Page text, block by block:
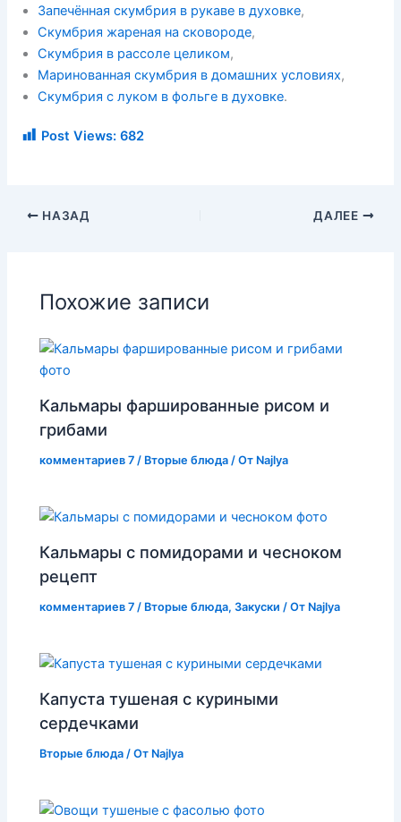
Запечённая скумбрия в рукаве в духовке,
Скумбрия жареная на сковороде,
Скумбрия в рассоле целиком,
Маринованная скумбрия в домашних условиях,
Скумбрия с луком в фольге в духовке.
Post Views: 682
НАЗАД ДАЛЕЕ
Похожие записи
Кальмары фаршированные рисом и
грибами
комментариев 7 / Вторые блюда / От Najlya
Кальмары с помидорами и чесноком
рецепт
комментариев 7 / Вторые блюда,Закуски / От Najlya
Капуста тушеная с куриными
сердечками
Вторые блюда / От Najlya